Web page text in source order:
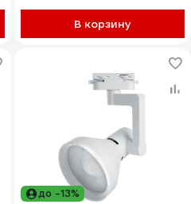
В корзину
до -13%